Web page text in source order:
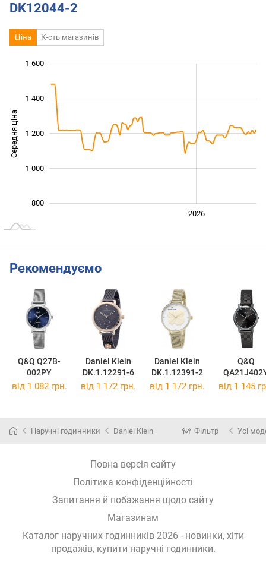
DK12044-2
Ціна К-сть магазинів
Середня ціна 1 000
800
1 000
1 200
1 400
1 600
2026
Рекомендуємо
Q&Q Q27B-
002PY
Daniel Klein
DK.1.12291-6
Daniel Klein
DK.1.12391-2
Q&Q
від 1 082 грн. від 1 172 грн. від 1 172 грн. від 1 145
Наручні годинники Daniel Klein Фільтр Усі
Повна версія сайту
Політика конфіденційності
Запитання й побажання щодо сайту
Магазинам
Каталог наручних годинників 2026 - новинки, хіти
продажів, купити наручні годинники.